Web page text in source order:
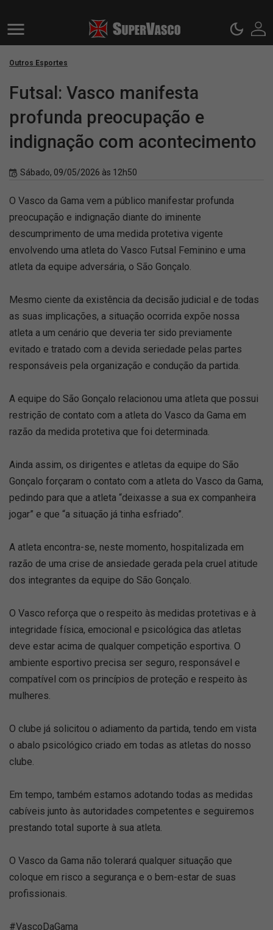
Outros Esportes
Futsal: Vasco manifesta
profunda preocupação e
indignação com acontecimento
Sábado, 09/05/2026 às 12h50
O Vasco da Gama vem a público manifestar profunda
preocupação e indignação diante do iminente
descumprimento de uma medida protetiva vigente
envolvendo uma atleta do Vasco Futsal Feminino e uma
atleta da equipe adversária, o São Gonçalo.
Mesmo ciente da existência da decisão judicial e de todas
as suas implicações, a situação ocorrida expõe nossa
atleta a um cenário que deveria ter sido previamente
evitado e tratado com a devida seriedade pelas partes
responsáveis pela organização e condução da partida.
A equipe do São Gonçalo relacionou uma atleta que possui
restrição de contato com a atleta do Vasco da Gama em
razão da medida protetiva que foi determinada.
Ainda assim, os dirigentes e atletas da equipe do São
Gonçalo forçaram o contato com a atleta do Vasco da Gama,
pedindo para que a atleta “deixasse a sua ex companheira
jogar” e que “a situação já tinha esfriado”.
A atleta encontra-se, neste momento, hospitalizada em
razão de uma crise de ansiedade gerada pela cruel atitude
dos integrantes da equipe do São Gonçalo.
O Vasco reforça que o respeito às medidas protetivas e à
integridade física, emocional e psicológica das atletas
deve estar acima de qualquer competição esportiva. O
ambiente esportivo precisa ser seguro, responsável e
compatível com os princípios de proteção e respeito às
mulheres.
O clube já solicitou o adiamento da partida, tendo em vista
o abalo psicológico criado em todas as atletas do nosso
clube.
Em tempo, também estamos adotando todas as medidas
cabíveis junto às autoridades competentes e seguiremos
prestando total suporte à sua atleta.
O Vasco da Gama não tolerará qualquer situação que
coloque em risco a segurança e o bem-estar de suas
profissionais.
#VascoDaGama